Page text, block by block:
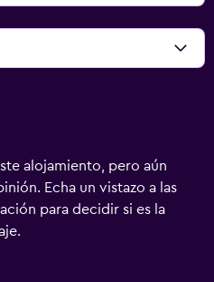
alojamiento, pero aún
Echa un vistazo a las
para decidir si es la